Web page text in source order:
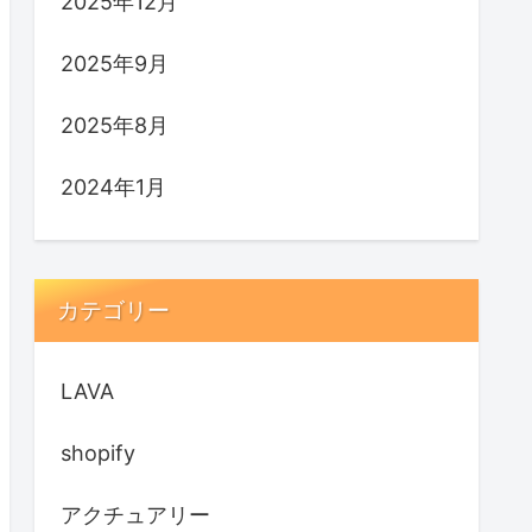
2025年9月
2025年8月
2024年1月
カテゴリー
LAVA
shopify
アクチュアリー